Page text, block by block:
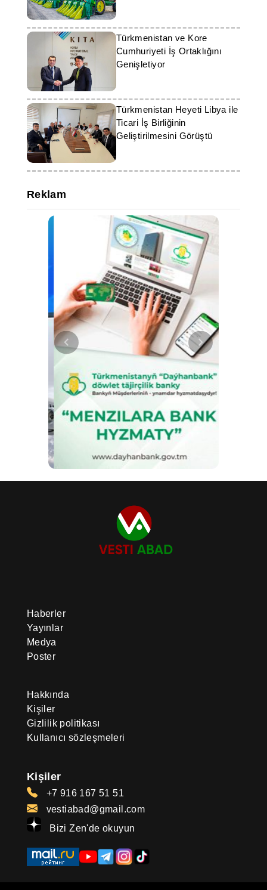
Türkmenistan ve Kore
Cumhuriyeti İş Ortaklığını
Genişletiyor
Türkmenistan Heyeti Libya ile
Ticari İş Birliğinin
Geliştirilmesini Görüştü
Reklam
Haberler
Yayınlar
Medya
Poster
Hakkında
Kişiler
Gizlilik politikası
Kullanıcı sözleşmeleri
Kişiler
+7 916 167 51 51
vestiabad@gmail.com
Bizi Zen'de okuyun